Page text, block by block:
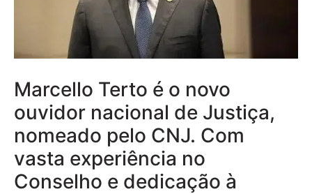
Marcello Terto é o novo
ouvidor nacional de Justiça,
nomeado pelo CNJ. Com
vasta experiência no
Conselho e dedicação à